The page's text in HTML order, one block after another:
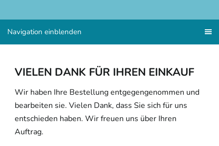
Navigation einblenden
VIELEN DANK FÜR IHREN EINKAUF
Wir haben Ihre Bestellung entgegengenommen und
bearbeiten sie. Vielen Dank, dass Sie sich für uns
entschieden haben. Wir freuen uns über Ihren
Auftrag.